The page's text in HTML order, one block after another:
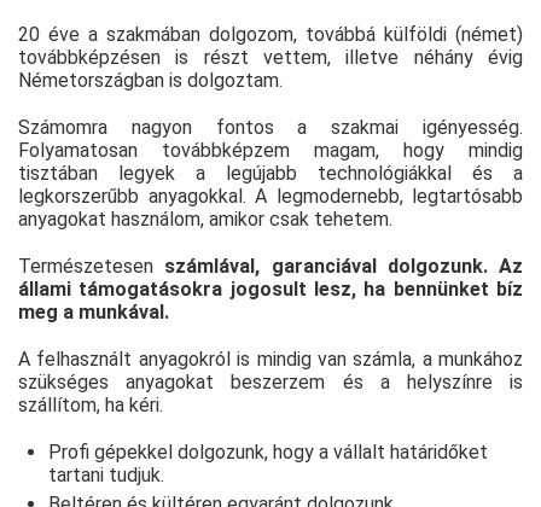
20 éve a szakmában dolgozom, továbbá külföldi (német)
továbbképzésen is részt vettem, illetve néhány évig
Németországban is dolgoztam.
Számomra nagyon fontos a szakmai igényesség.
Folyamatosan továbbképzem magam, hogy mindig
tisztában legyek a legújabb technológiákkal és a
legkorszerűbb anyagokkal. A legmodernebb, legtartósabb
anyagokat használom, amikor csak tehetem.
Természetesen számlával, garanciával dolgozunk. Az
állami támogatásokra jogosult lesz, ha bennünket bíz
meg a munkával.
A felhasznált anyagokról is mindig van számla, a munkához
szükséges anyagokat beszerzem és a helyszínre is
szállítom, ha kéri.
Profi gépekkel dolgozunk, hogy a vállalt határidőket
tartani tudjuk.